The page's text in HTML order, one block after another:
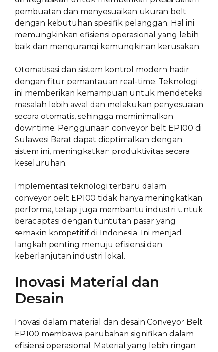
pembuatan dan menyesuaikan ukuran belt
dengan kebutuhan spesifik pelanggan. Hal ini
memungkinkan efisiensi operasional yang lebih
baik dan mengurangi kemungkinan kerusakan.
Otomatisasi dan sistem kontrol modern hadir
dengan fitur pemantauan real-time. Teknologi
ini memberikan kemampuan untuk mendeteksi
masalah lebih awal dan melakukan penyesuaian
secara otomatis, sehingga meminimalkan
downtime. Penggunaan conveyor belt EP100 di
Sulawesi Barat dapat dioptimalkan dengan
sistem ini, meningkatkan produktivitas secara
keseluruhan.
Implementasi teknologi terbaru dalam
conveyor belt EP100 tidak hanya meningkatkan
performa, tetapi juga membantu industri untuk
beradaptasi dengan tuntutan pasar yang
semakin kompetitif di Indonesia. Ini menjadi
langkah penting menuju efisiensi dan
keberlanjutan industri lokal.
Inovasi Material dan
Desain
Inovasi dalam material dan desain Conveyor Belt
EP100 membawa perubahan signifikan dalam
efisiensi operasional. Material yang lebih ringan